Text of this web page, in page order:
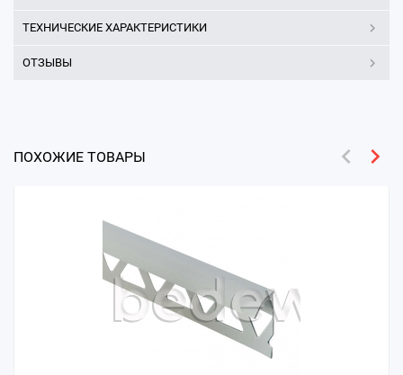
ТЕХНИЧЕСКИЕ ХАРАКТЕРИСТИКИ
ОТЗЫВЫ
ПОХОЖИЕ ТОВАРЫ